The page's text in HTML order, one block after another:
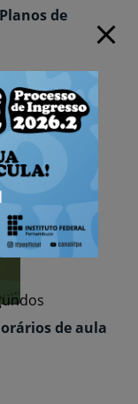
de
técnicos e
de aula